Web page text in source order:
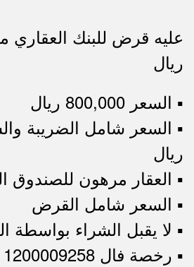
ريال
▪︎ السعر 800,000 ريال
ريال
▪︎ العقار مرهون للصندوق
▪︎ السعر شامل القرض
▪︎ لا يقبل الشراء بواسطة
▪︎ رخصة فال 1200009258